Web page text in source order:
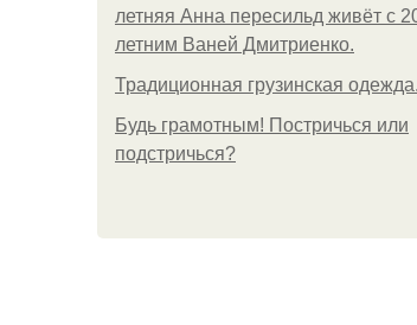
летняя Анна пересильд живёт с
летним Ваней Дмитриенко.
Традиционная грузинская одежда.
Будь грамотным! Постричься или
подстричься?